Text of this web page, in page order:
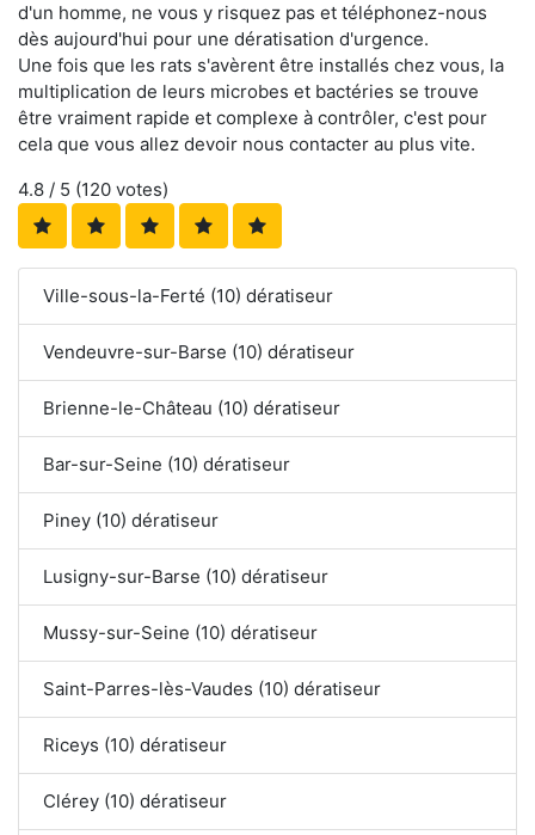
d'un homme, ne vous y risquez pas et téléphonez-nous
dès aujourd'hui pour une dératisation d'urgence.
Une fois que les rats s'avèrent être installés chez vous, la
multiplication de leurs microbes et bactéries se trouve
être vraiment rapide et complexe à contrôler, c'est pour
cela que vous allez devoir nous contacter au plus vite.
4.8 / 5 (120 votes)
Ville-sous-la-Ferté (10) dératiseur
Vendeuvre-sur-Barse (10) dératiseur
Brienne-le-Château (10) dératiseur
Bar-sur-Seine (10) dératiseur
Piney (10) dératiseur
Lusigny-sur-Barse (10) dératiseur
Mussy-sur-Seine (10) dératiseur
Saint-Parres-lès-Vaudes (10) dératiseur
Riceys (10) dératiseur
Clérey (10) dératiseur